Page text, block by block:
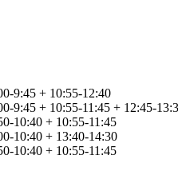
9:45 + 10:55-12:40
9:45 + 10:55-11:45 + 12:45-
10:40 + 10:55-11:45
10:40 + 13:40-14:30
10:40 + 10:55-11:45